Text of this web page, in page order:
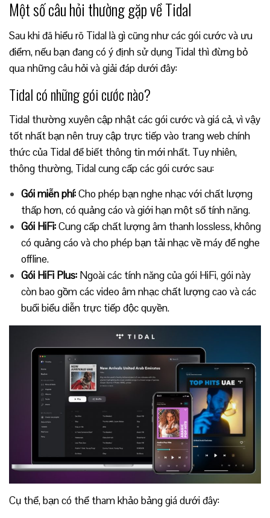
Một số câu hỏi thường gặp về Tidal
Sau khi đã hiểu rõ Tidal là gì cũng như các gói cước và ưu
điểm, nếu bạn đang có ý định sử dụng Tidal thì đừng bỏ
qua những câu hỏi và giải đáp dưới đây:
Tidal có những gói cước nào?
Tidal thường xuyên cập nhật các gói cước và giá cả, vì vậy
tốt nhất bạn nên truy cập trực tiếp vào trang web chính
thức của Tidal để biết thông tin mới nhất. Tuy nhiên,
thông thường, Tidal cung cấp các gói cước sau:
Gói miễn phí:Cho phép bạn nghe nhạc với chất lượng
thấp hơn, có quảng cáo và giới hạn một số tính năng.
Gói HiFi:Cung cấp chất lượng âm thanh lossless, không
có quảng cáo và cho phép bạn tải nhạc về máy để nghe
offline.
Gói HiFi Plus: Ngoài các tính năng của gói HiFi, gói này
còn bao gồm các video âm nhạc chất lượng cao và các
buổi biểu diễn trực tiếp độc quyền.
Cụ thể, bạn có thể tham khảo bảng giá dưới đây: